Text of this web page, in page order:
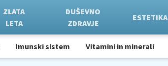
ZLATA
LETA
DUŠEVNO
ZDRAVJE
ESTETIKA
Imunski sistem Vitamini in minerali